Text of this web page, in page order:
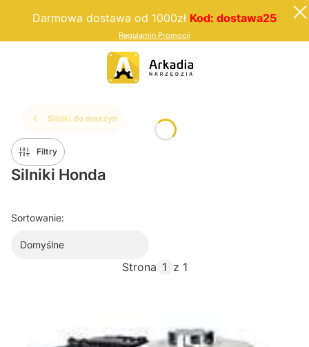
Darmowa dostawa od 1000zł Kod: dostawa25
Regulamin Promocji
Silniki do maszyn
Filtry
Silniki Honda
Sortowanie:
Domyślne
Strona z 1